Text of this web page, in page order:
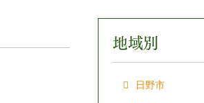
地域別
日野市